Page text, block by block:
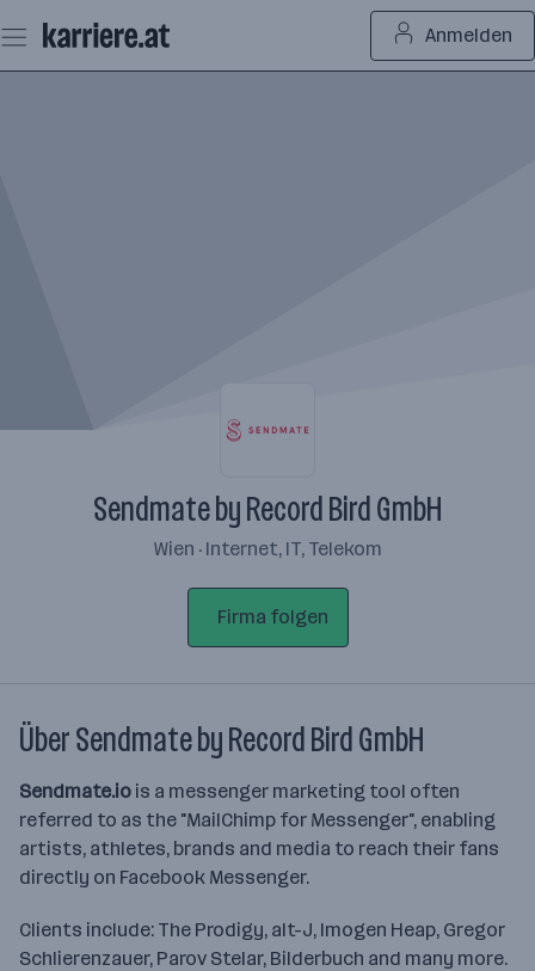
Seiteninhalt
springen
Anmelden
Sendmate by Record Bird GmbH
Wien · Internet, IT, Telekom
Firma folgen
Über Sendmate by Record Bird GmbH
Sendmate.io is a messenger marketing tool often
referred to as the "MailChimp for Messenger", enabling
artists, athletes, brands and media to reach their fans
directly on Facebook Messenger.
Clients include: The Prodigy, alt-J, Imogen Heap, Gregor
Schlierenzauer, Parov Stelar, Bilderbuch and many more.